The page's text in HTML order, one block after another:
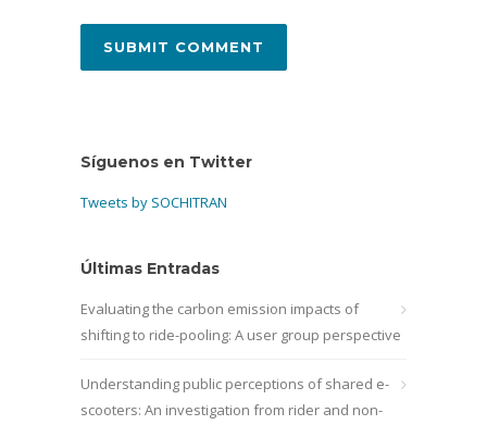
Síguenos en Twitter
Tweets by SOCHITRAN
Últimas Entradas
Evaluating the carbon emission impacts of
shifting to ride-pooling: A user group perspective
Understanding public perceptions of shared e-
scooters: An investigation from rider and non-